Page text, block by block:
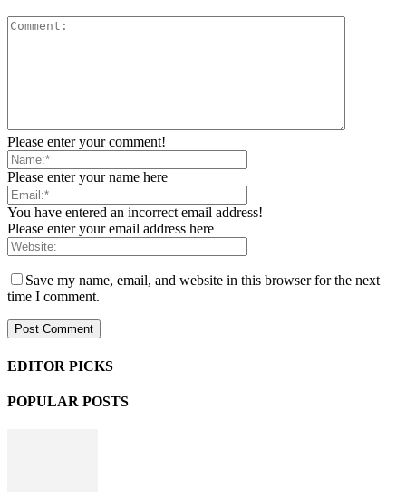
Please enter your comment!
Please enter your name here
You have entered an incorrect email address!
Please enter your email address here
Save my name, email, and website in this browser for the next
time I comment.
EDITOR PICKS
POPULAR POSTS